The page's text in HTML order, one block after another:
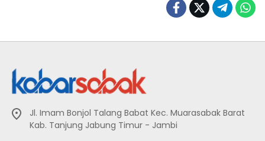
Jl. Imam Bonjol Talang Babat Kec. Muarasabak Barat
Kab. Tanjung Jabung Timur - Jambi